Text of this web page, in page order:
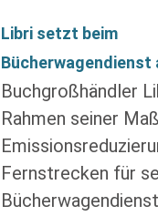
Libri setzt beim
Bücherwagendienst
Buchgroßhändler
Rahmen seiner
Fernstrecken für